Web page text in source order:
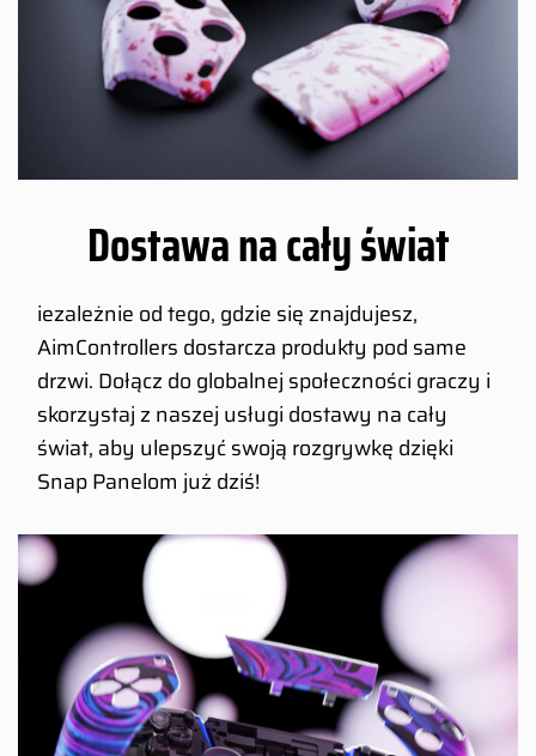
Dostawa na cały świat
iezależnie od tego, gdzie się znajdujesz,
AimControllers dostarcza produkty pod same
drzwi. Dołącz do globalnej społeczności graczy i
skorzystaj z naszej usługi dostawy na cały
świat, aby ulepszyć swoją rozgrywkę dzięki
Snap Panelom już dziś!